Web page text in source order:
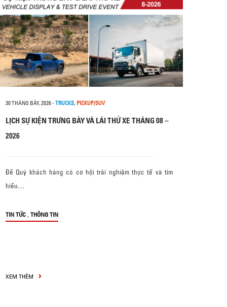
30 THÁNG BẢY, 2026- TRUCKS, PICKUP/SUV
LỊCH SỰ KIỆN TRƯNG BÀY VÀ LÁI THỬ XE THÁNG 08 –
2026
Để Quý khách hàng có cơ hội trải nghiệm thực tế và tìm
hiểu…
TIN TỨC , THÔNG TIN
XEM THÊM